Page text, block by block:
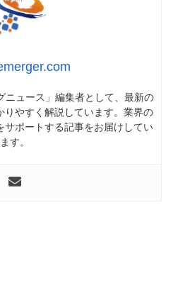
ニュース」編集者として、最新の
りやすく解説しています。業界の
サポートする記事をお届けしてい
ます。